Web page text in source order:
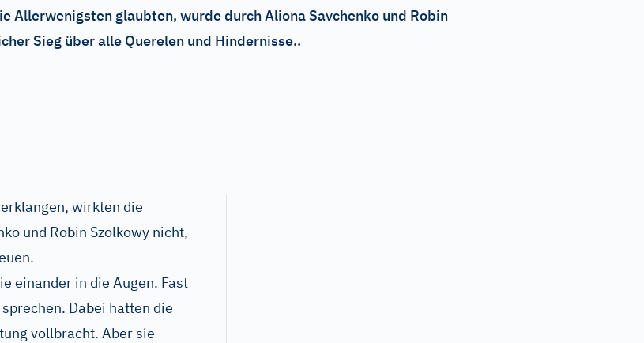
Allerwenigsten glaubten, wurde durch Aliona Savchenko und Robin
Sieg über alle Querelen und Hindernisse..
wirkten die
und Robin Szolkowy nicht,
einander in die Augen. Fast
Dabei hatten die
vollbracht. Aber sie